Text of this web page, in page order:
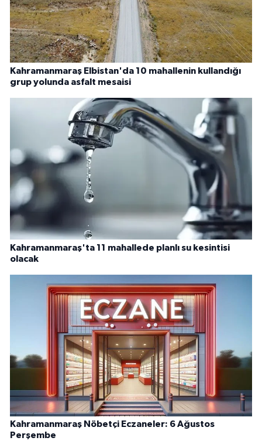
Kahramanmaraş Elbistan'da 10 mahallenin kullandığı
grup yolunda asfalt mesaisi
Kahramanmaraş'ta 11 mahallede planlı su kesintisi
olacak
Kahramanmaraş Nöbetçi Eczaneler: 6 Ağustos
Perşembe